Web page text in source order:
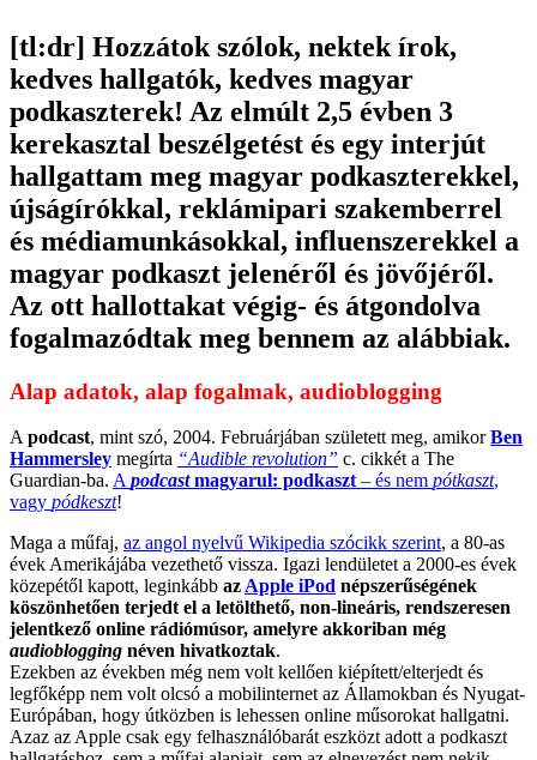
[tl:dr] Hozzátok szólok, nektek írok,
kedves hallgatók, kedves magyar
podkaszterek! Az elmúlt 2,5 évben 3
kerekasztal beszélgetést és egy interjút
hallgattam meg magyar podkaszterekkel,
újságírókkal, reklámipari szakemberrel
és médiamunkásokkal, influenszerekkel a
magyar podkaszt jelenéről és jövőjéről.
Az ott hallottakat végig- és átgondolva
fogalmazódtak meg bennem az alábbiak.
Alap adatok, alap fogalmak, audioblogging
A podcast, mint szó, 2004. Februárjában született meg, amikorBen
Hammersley megírta “Audible revolution” c. cikkét a The
Guardian-ba. A podcastmagyarul: podkaszt – és nem pótkaszt,
vagy pódkeszt!
Maga a műfaj, az angol nyelvű Wikipedia szócikk szerint, a 80-as
évek Amerikájába vezethető vissza. Igazi lendületet a 2000-es évek
közepétől kapott, leginkább az Apple iPod népszerűségének
köszönhetően terjedt el a letölthető, non-lineáris, rendszeresen
jelentkező online rádiómúsor, amelyre akkoriban még
audioblogging néven hivatkoztak.
Ezekben az években még nem volt kellően kiépített/elterjedt és
legfőképp nem volt olcsó a mobilinternet az Államokban és Nyugat-
Európában, hogy útközben is lehessen online műsorokat hallgatni.
Azaz az Apple csak egy felhasználóbarát eszközt adott a podkaszt